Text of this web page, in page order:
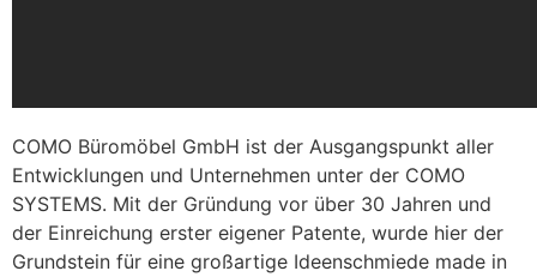
COMO Büromöbel GmbH ist der Ausgangspunkt aller
Entwicklungen und Unternehmen unter der COMO
SYSTEMS. Mit der Gründung vor über 30 Jahren und
der Einreichung erster eigener Patente, wurde hier der
Grundstein für eine großartige Ideenschmiede made in